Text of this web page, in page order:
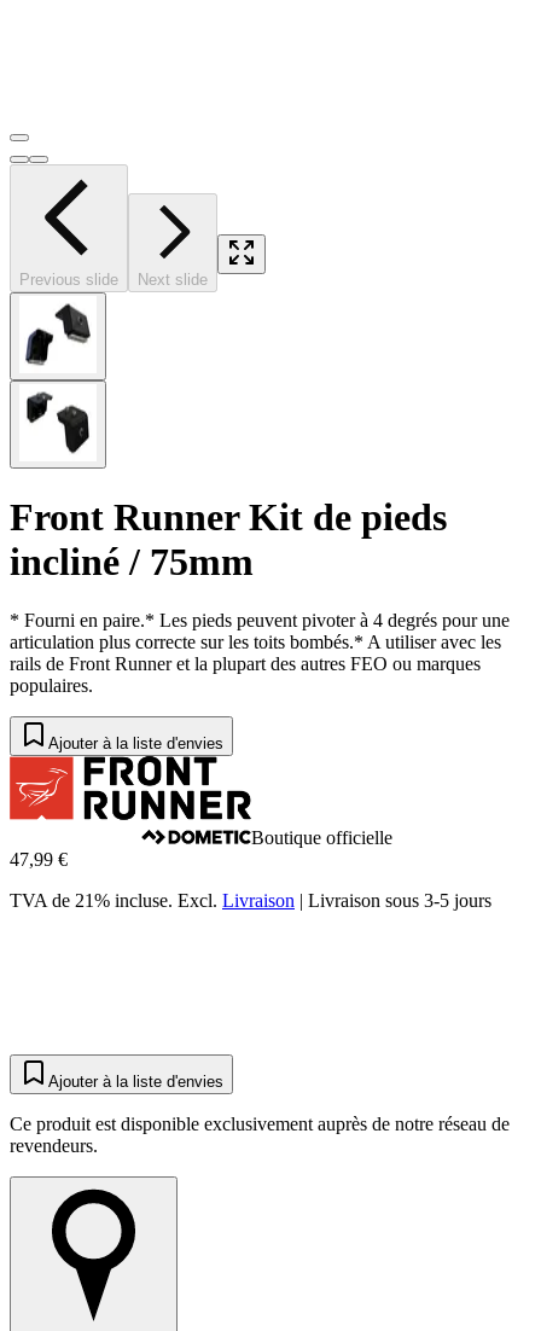
Previous slide Next slide
Front Runner Kit de pieds
incliné / 75mm
* Fourni en paire.* Les pieds peuvent pivoter à 4 degrés pour une
articulation plus correcte sur les toits bombés.* A utiliser avec les
rails de Front Runner et la plupart des autres FEO ou marques
populaires.
Ajouter à la liste d'envies
Boutique officielle
47,99 €
TVA de 21% incluse. Excl. Livraison | Livraison sous 3-5 jours
Ajouter à la liste d'envies
Ce produit est disponible exclusivement auprès de notre réseau de
revendeurs.